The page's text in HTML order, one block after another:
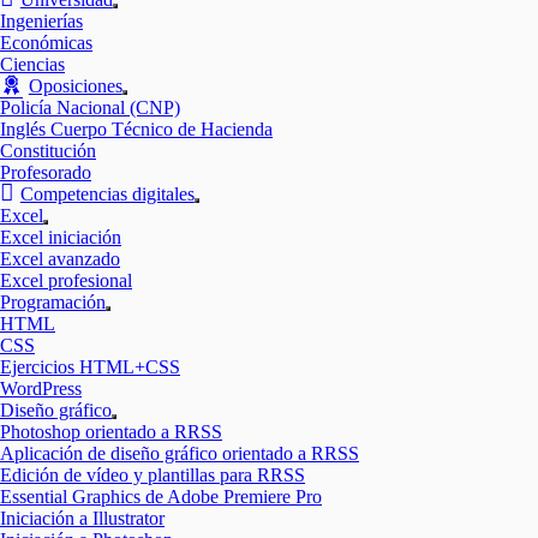
Mostrar
Ingenierías
Económicas
Ciencias
Oposiciones
Mostrar
el
submenú
Policía Nacional (CNP)
Inglés Cuerpo Técnico de Hacienda
Constitución
Profesorado
Competencias digitales
Mostrar
Excel
Mostrar
el
submenú
Excel iniciación
Excel avanzado
Excel profesional
Programación
Mostrar
HTML
CSS
Ejercicios HTML+CSS
WordPress
Diseño gráfico
Mostrar
el
submenú
Photoshop orientado a RRSS
Aplicación de diseño gráfico orientado a RRSS
Edición de vídeo y plantillas para RRSS
Essential Graphics de Adobe Premiere Pro
Iniciación a Illustrator